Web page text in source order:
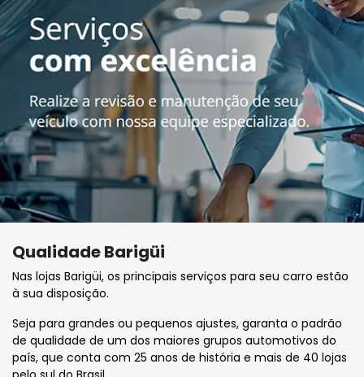
Qualidade Barigüi
Nas lojas Barigüi, os principais serviços para seu carro estão
à sua disposição.
Seja para grandes ou pequenos ajustes, garanta o padrão
de qualidade de um dos maiores grupos automotivos do
país, que conta com 25 anos de história e mais de 40 lojas